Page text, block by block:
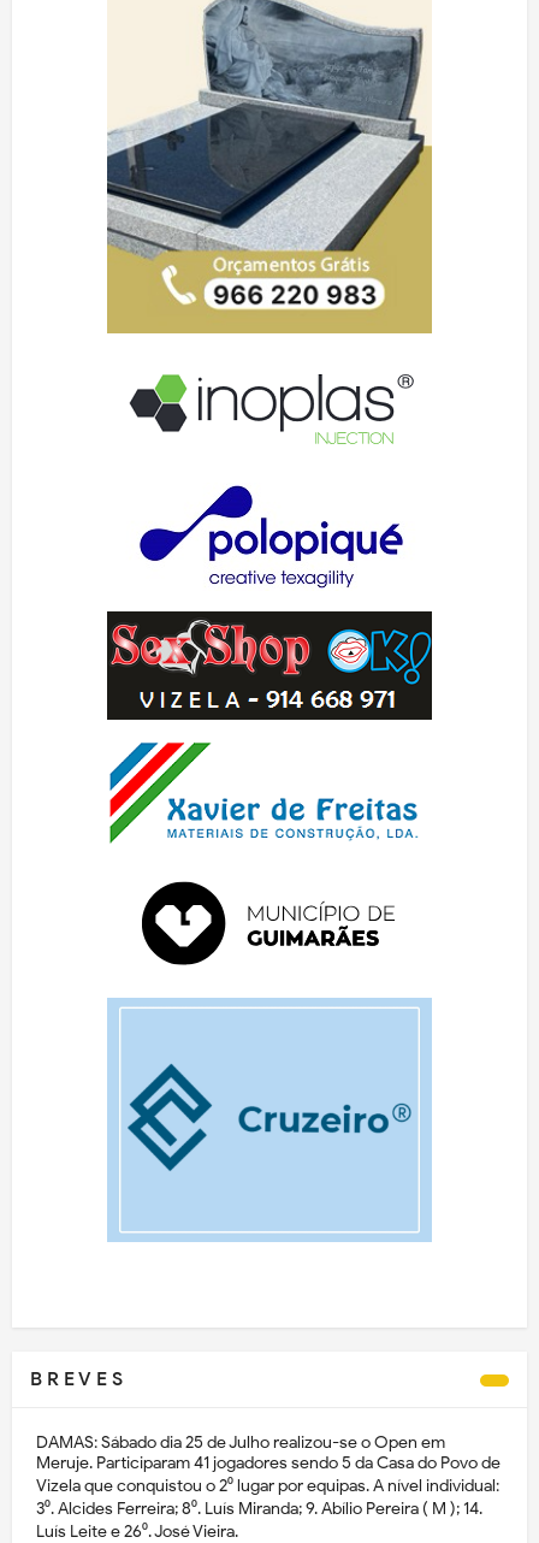
B R E V E S
DAMAS: Sábado dia 25 de Julho realizou-se o Open em
Meruje. Participaram 41 jogadores sendo 5 da Casa do Povo de
Vizela que conquistou o 2⁰ lugar por equipas. A nível individual:
3⁰. Alcides Ferreira; 8⁰. Luís Miranda; 9. Abílio Pereira ( M ); 14.
Luís Leite e 26⁰. José Vieira.